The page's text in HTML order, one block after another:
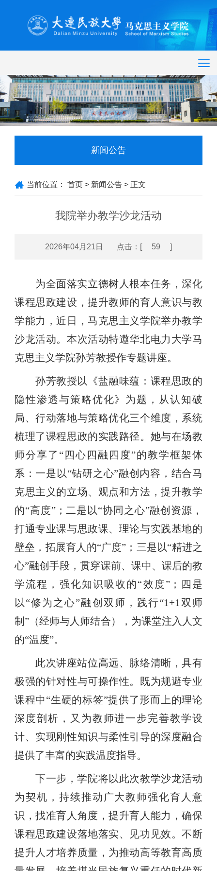
新闻公告
当前位置： 首页 > 新闻公告 > 正文
我院举办教学沙龙活动
2026年04月21日 点击：[ 59 ]
为全面落实立德树人根本任务，深化
课程思政建设，提升教师的育人意识与教
学能力，近日，马克思主义学院举办教学
沙龙活动。本次活动特邀华北电力大学马
克思主义学院孙芳教授作专题讲座。
孙芳教授以《盐融味蕴：课程思政的
隐性渗透与策略优化》为题，从认知破
局、行动落地与策略优化三个维度，系统
梳理了课程思政的实践路径。她与在场教
师分享了“四心四融四度”的教学框架体
系：一是以“钻研之心”融创内容，结合马
克思主义的立场、观点和方法，提升教学
的“高度”；二是以“协同之心”融创资源，
打通专业课与思政课、理论与实践基地的
壁垒，拓展育人的“广度”；三是以“精进之
心”融创手段，贯穿课前、课中、课后的教
学流程，强化知识吸收的“效度”；四是
以“修为之心”融创双师，践行“1+1双师
制”（经师与人师结合），为课堂注入人文
的“温度”。
此次讲座站位高远、脉络清晰，具有
极强的针对性与可操作性。既为规避专业
课程中“生硬的标签”提供了形而上的理论
深度剖析，又为教师进一步完善教学设
计、实现刚性知识与柔性引导的深度融合
提供了丰富的实践温度指导。
下一步，学院将以此次教学沙龙活动
为契机，持续推动广大教师强化育人意
识，找准育人角度，提升育人能力，确保
课程思政建设落地落实、见功见效。不断
提升人才培养质量，为推动高等教育高质